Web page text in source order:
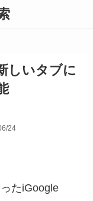
しいタブに
24
たiGoogle